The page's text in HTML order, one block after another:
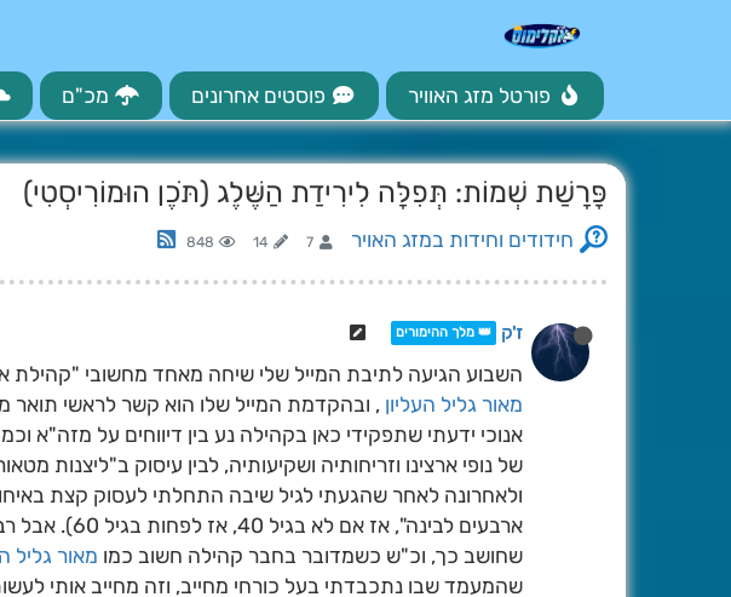
פורטל מזג האוויר פוסטים אחרונים מכ"ם
פָּרָשַׁת שְׁמוֹת: תְּפִלָּה לִירִידַת הַשֶּׁלֶג (תֹּכֶן הוּמוֹרִיסְטִי)
חידודים וחידות במזג האויר 7
14
848
ז'ק 👑 מלך ההימורים
השבוע הגיעה לתיבת המייל שלי שיחה מאחד מחשובי "קהילת
מאור גליל העליון , ובהקדמת המייל שלו הוא קשר לראשי תואר
אנוכי ידעתי שתפקידי כאן בקהילה נע בין דיווחים על מזה"א
של נופי ארצינו וזריחותיה ושקיעותיה, לבין עיסוק ב"ליצנות
ולאחרונה לאחר שהגעתי לגיל שיבה התחלתי לעסוק קצת
ארבעים לבינה",
שחושב כך, וכ"ש כשמדובר בחבר קהילה חשוב כמו מאור גליל
שהמעמד שבו נתכבדתי בעל כורחי מחייב, וזה מחייב אותי